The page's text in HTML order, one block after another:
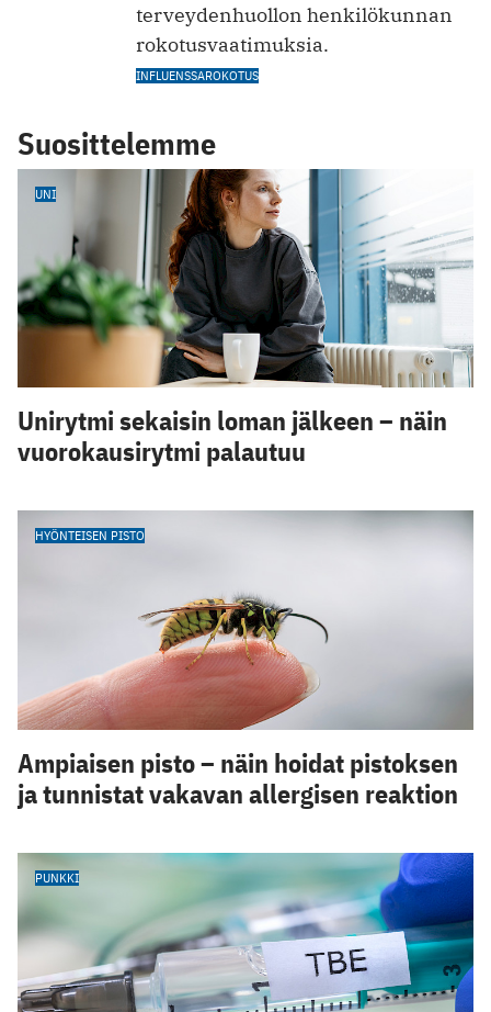
terveydenhuollon henkilökunnan
rokotusvaatimuksia.
INFLUENSSAROKOTUS
Suosittelemme
UNI
Unirytmi sekaisin loman jälkeen – näin
vuorokausirytmi palautuu
HYÖNTEISEN PISTO
Ampiaisen pisto – näin hoidat pistoksen
ja tunnistat vakavan allergisen reaktion
PUNKKI